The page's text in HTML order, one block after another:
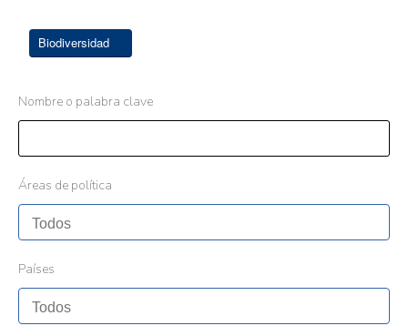
Biodiversidad
Nombre o palabra clave
Áreas de política
Países